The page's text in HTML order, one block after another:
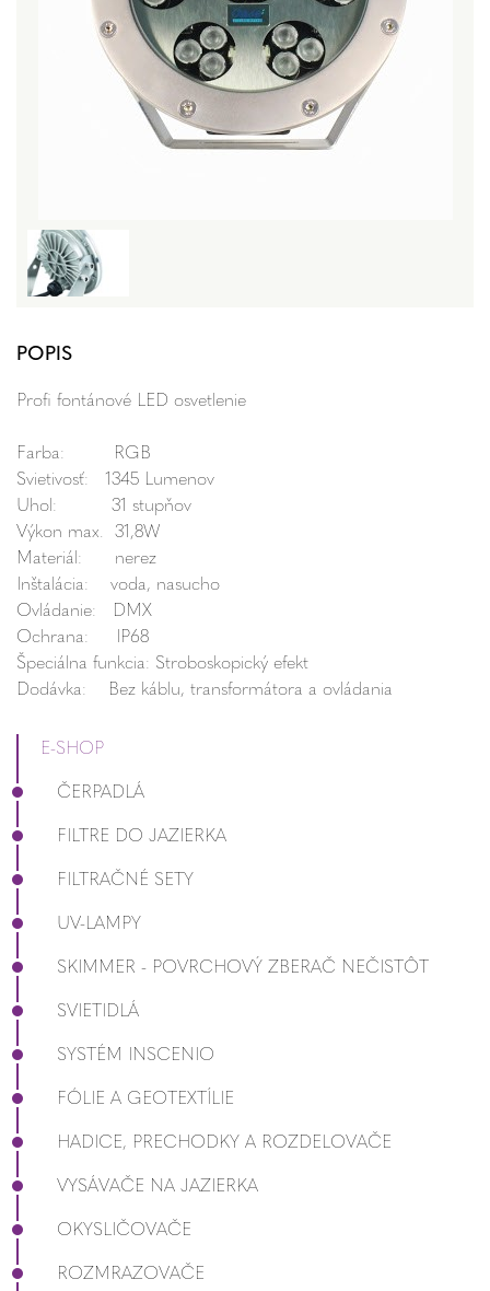
POPIS
Profi fontánové LED osvetlenie
Farba: RGB
Svietivosť: 1345 Lumenov
Uhol: 31 stupňov
Výkon max. 31,8W
Materiál: nerez
Inštalácia: voda, nasucho
Ovládanie: DMX
Ochrana: IP68
Špeciálna funkcia: Stroboskopický efekt
Dodávka: Bez káblu, transformátora a ovládania
E-SHOP
ČERPADLÁ
FILTRE DO JAZIERKA
FILTRAČNÉ SETY
UV-LAMPY
SKIMMER - POVRCHOVÝ ZBERAČ NEČISTÔT
SVIETIDLÁ
SYSTÉM INSCENIO
FÓLIE A GEOTEXTÍLIE
HADICE, PRECHODKY A ROZDELOVAČE
VYSÁVAČE NA JAZIERKA
OKYSLIČOVAČE
ROZMRAZOVAČE